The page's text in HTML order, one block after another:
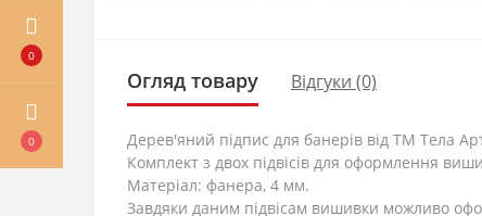
0
0
Огляд товару Відгуки (0)
Дерев'яний підпис для банерів від ТМ Тела
Комплект з двох підвісів для оформлення
Матеріал: фанера, 4 мм.
Завдяки даним підвісам вишивки можливо